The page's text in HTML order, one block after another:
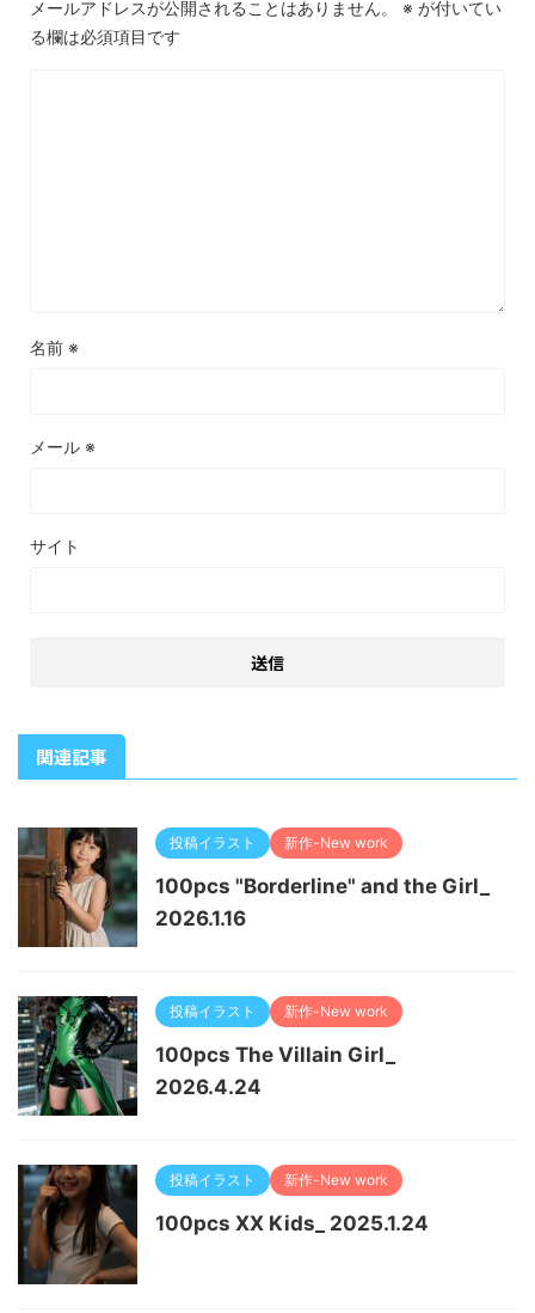
メールアドレスが公開されることはありません。 ※ が付いてい
る欄は必須項目です
名前 ※
メール ※
サイト
関連記事
投稿イラスト 新作-New work
100pcs "Borderline" and the Girl_
2026.1.16
投稿イラスト 新作-New work
100pcs The Villain Girl_
2026.4.24
投稿イラスト 新作-New work
100pcs XX Kids_ 2025.1.24